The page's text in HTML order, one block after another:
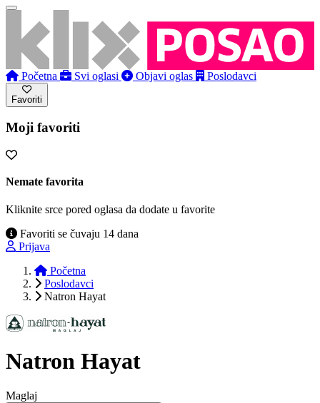
Početna Svi oglasi Objavi oglas Poslodavci
Favoriti
Moji favoriti
Nemate favorita
Kliknite srce pored oglasa da dodate u favorite
Favoriti se čuvaju 14 dana
Prijava
Početna
Poslodavci
Natron Hayat
Natron Hayat
Maglaj